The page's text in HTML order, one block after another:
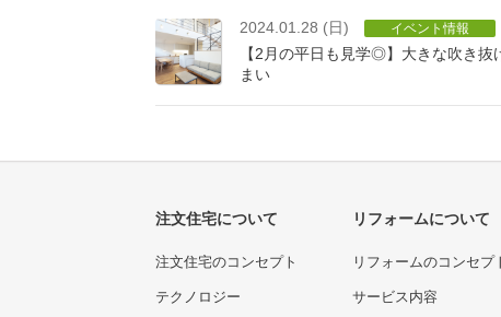
2024.01.28 (日) イベント情報
【2月の平日も見学◎】大きな吹き抜
まい
注文住宅について
注文住宅のコンセプト
テクノロジー
リフォームについて
リフォームのコンセプ
サービス内容